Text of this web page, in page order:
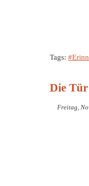
Tags:
Die
Freitag,